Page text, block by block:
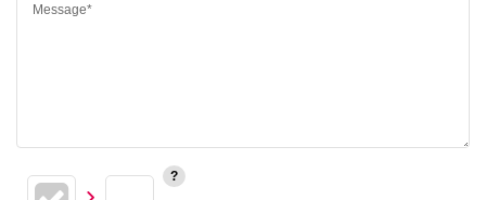
Message*